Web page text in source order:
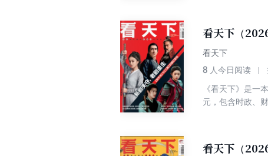
看天下（
看天下
8 人今日阅读
《看天下》是一
元，包含时政、
看天下（